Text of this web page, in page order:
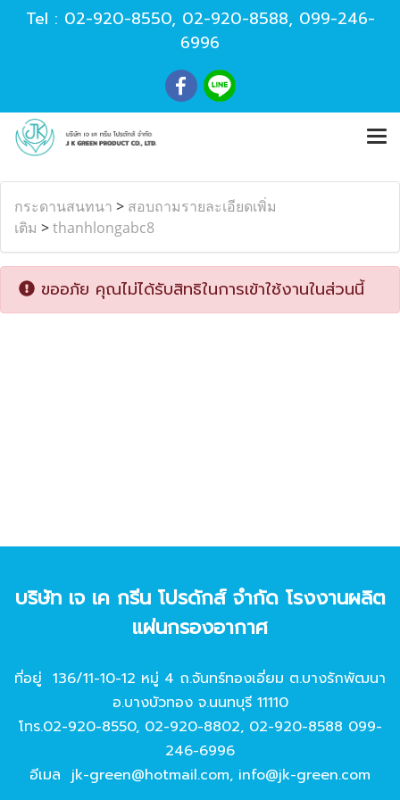
Tel : 02-920-8550, 02-920-8588, 099-246-
6996
กระดานสนทนา > สอบถามรายละเอียดเพิ่ม
เติม >thanhlongabc8
ขออภัย คุณไม่ได้รับสิทธิในการเข้าใช้งานในส่วนนี้
บริษัท เจ เค กรีน โปรดักส์ จํากัด โรงงานผลิต
แผ่นกรองอากาศ
ที่อยู่ 136/11-10-12 หมู่ 4 ถ.จันทร์ทองเอี่ยม ต.บางรักพัฒนา
อ.บางบัวทอง จ.นนทบุรี 11110
โทร.02-920-8550, 02-920-8802, 02-920-8588 099-
246-6996
อีเมล jk-green@hotmail.com, info@jk-green.com